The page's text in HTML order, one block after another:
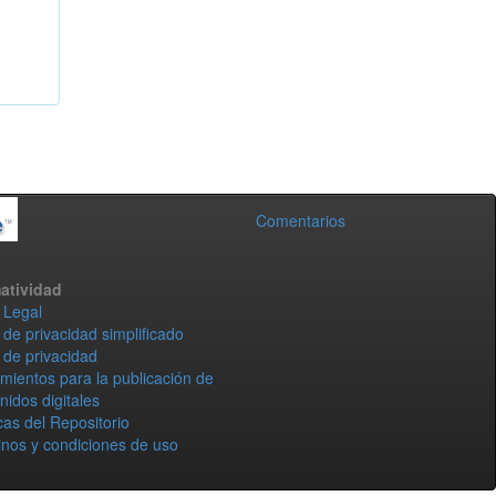
Comentarios
privacidad simplificado
privacidad
para la publicación de
digitales
del Repositorio
y condiciones de uso